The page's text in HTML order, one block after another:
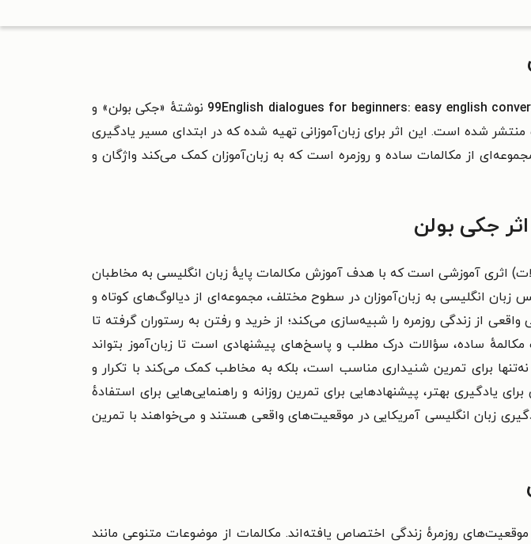
99English dialogues for beginners: easy english نوشتهٔ «جکی بولن» و
شده است. این اثر برای زبان‌آموزانی تهیه شده که در ابتدای مسیر یادگیری
از مکالمات ساده و روزمره است که به زبان‌آموزان کمک می‌کند واژگان و
جکی بولن
اثری آموزشی است که با هدف آموزش مکالمات پایهٔ زبان انگلیسی به مخاطبان
انگلیسی به زبان‌آموزان در سطوح مختلف، مجموعه‌ای از دیالوگ‌های کوتاه و
از زندگی روزمره را شبیه‌سازی می‌کند؛ از خرید و رفتن به رستوران گرفته تا
ساده، سؤالات درک مطلب و پاسخ‌های پیشنهادی است تا زبان‌آموز بتواند
برای تمرین شنیداری مناسب است، بلکه به مخاطب کمک می‌کند با تکرار و
یادگیری بهتر، پیشنهادهایی برای تمرین روزانه و راهنمایی‌هایی برای استفادهٔ
زبان انگلیسی آمریکایی در موقعیت‌های واقعی هستند و می‌خواهند با تمرین
به یکی از موقعیت‌های روزمرهٔ زندگی اختصاص یافته‌اند. مکالمات از موضوعات متنوعی مانند